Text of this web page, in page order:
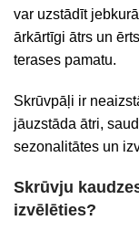
var uzstādīt
ārkārtīgi ātrs un
terases pamatu.
Skrūvpāļi ir
jāuzstāda ātri,
sezonalitātes un
Skrūvju
izvēlēties?